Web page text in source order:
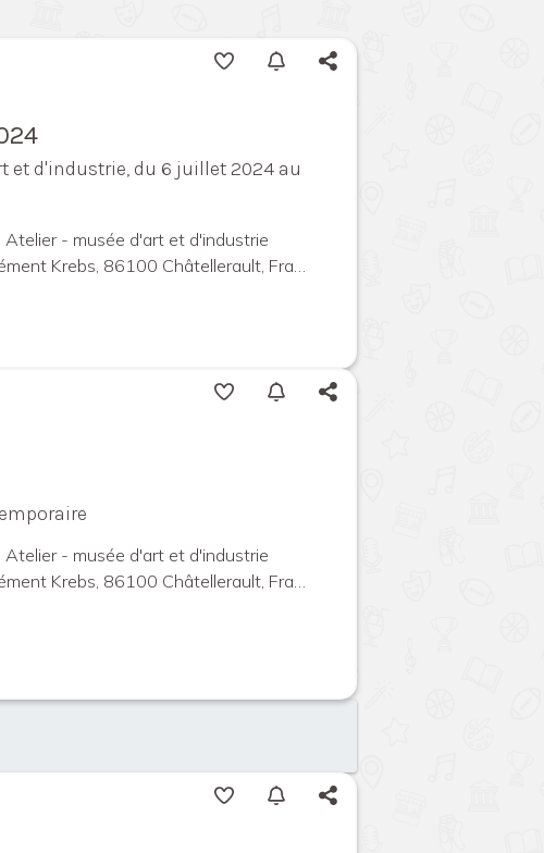
et d'industrie, du 6 juillet 2024 au
Atelier - musée d'art et d'industrie
Krebs, 86100 Châtellerault, France
Atelier - musée d'art et d'industrie
Krebs, 86100 Châtellerault, France